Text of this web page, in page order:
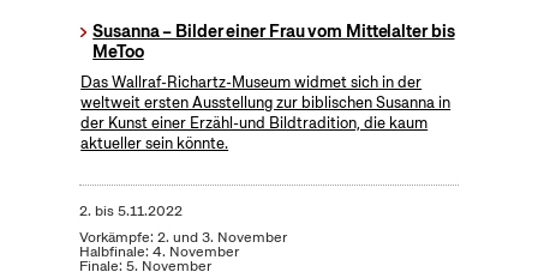
Susanna – Bilder einer Frau vom Mittelalter bis
MeToo
Das Wallraf-Richartz-Museum widmet sich in der
weltweit ersten Ausstellung zur biblischen Susanna in
der Kunst einer Erzähl-und Bildtradition, die kaum
aktueller sein könnte.
2. bis5.11.2022
Vorkämpfe: 2. und 3. November
Halbfinale: 4. November
Finale: 5. November